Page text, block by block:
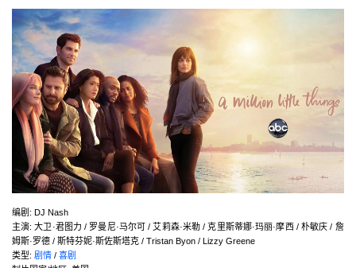
编剧 : DJ Nash
主演:大卫·君图力 / 罗曼尼·马尔可 / 艾莉森·米勒 / 克里斯蒂娜·玛丽·摩西 / 朴敏庆 / 詹
姆斯·罗德 / 斯特芬妮·斯佐斯塔克 / Tristan Byon / Lizzy Greene
类型: 剧情 / 喜剧